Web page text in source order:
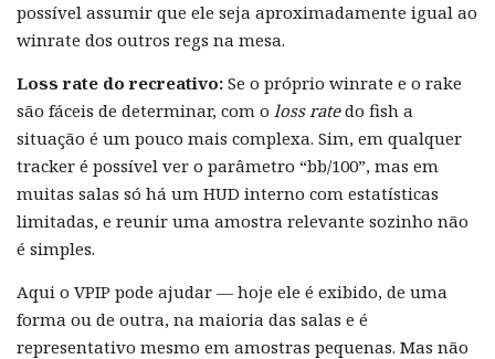
possível assumir que ele seja aproximadamente igual ao
winrate dos outros regs na mesa.
Loss rate do recreativo: Se o próprio winrate e o rake
são fáceis de determinar, com o loss ratedo fish a
situação é um pouco mais complexa. Sim, em qualquer
tracker é possível ver o parâmetro “bb/100”, mas em
muitas salas só há um HUD interno com estatísticas
limitadas, e reunir uma amostra relevante sozinho não
é simples.
Aqui o VPIP pode ajudar — hoje ele é exibido, de uma
forma ou de outra, na maioria das salas e é
representativo mesmo em amostras pequenas. Mas não